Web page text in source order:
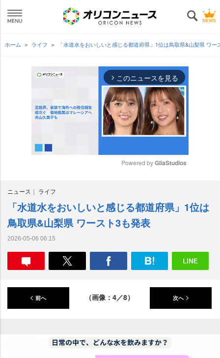
ホーム ライフ 「水道水をおいしいと感じる都道府県」1位は鳥取県&山梨県 ワ
arrow_forward_ios このニュースを見る
e
Powered by GliaStudios
ニュース ライフ
「水道水をおいしいと感じる都道府県」1位は
鳥取県&山梨県 ワースト3も発表
2026-05-06 06:15
前へ （画像：4／8） 次へ